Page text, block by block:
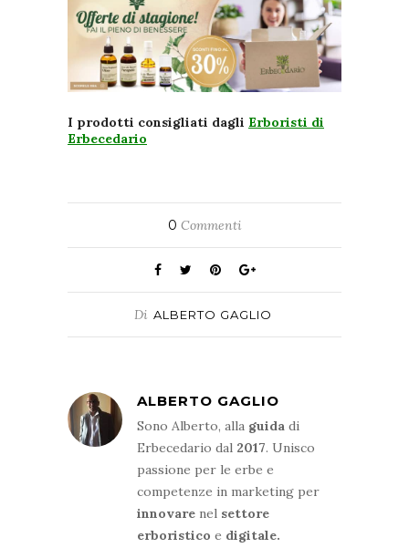
I prodotti consigliati dagli Erboristi di
Erbecedario
0 Commenti
Di ALBERTO GAGLIO
ALBERTO GAGLIO
Sono Alberto, alla guida di
Erbecedario dal 2017. Unisco
passione per le erbe e
competenze in marketing per
innovare nel settore
erboristico e digitale.